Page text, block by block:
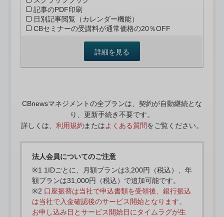
記事のPDF印刷
日別記事閲覧（カレンダー機能）
CBセミナーの受講料が通常価格の20％OFF
詳細を見る
CBnewsマネジメントの全プランは、契約が自動継続とな
り、更新手続き不要です。
詳しくは、 利用規約 またはよくある質問をご覧ください。
法人会員についてのご注意
※1 1IDごとに、月額プランは3,200円（税込）、年
額プランは31,000円（税込）で追加可能です。
※2 口座振替は当社で申込書類を受領後、銀行振込
は当社で入金確認後のサービス開始となります。
お申し込み日とサービス開始日にタイムラグが生